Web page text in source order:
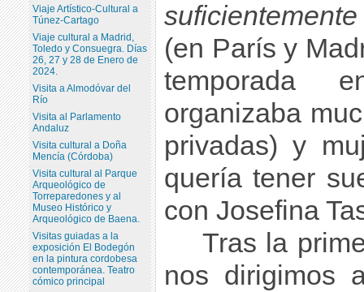
(en París y
temporada
organizaba
privadas) y
quería tener
con Josefina
Tras la
nos dirigimos
Viaje Artístico-Cultural a
Túnez-Cartago
Viaje cultural a Madrid,
Toledo y Consuegra. Días
26, 27 y 28 de Enero de
2024.
Visita a Almodóvar del
Río
Visita al Parlamento
Andaluz
Visita cultural a Doña
Mencía (Córdoba)
Visita cultural al Parque
Arqueológico de
Torreparedones y al
Museo Histórico y
Arqueológico de Baena.
Visitas guiadas a la
exposición El Bodegón
en la pintura cordobesa
contemporánea. Teatro
cómico principal